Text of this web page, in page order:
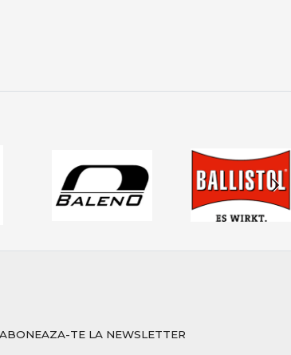
potrivite îți oferă încredere, eficiență și
ABONEAZA-TE LA NEWSLETTER